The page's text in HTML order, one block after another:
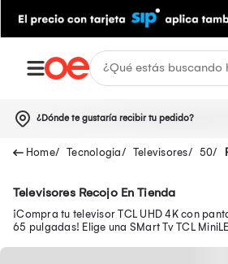
¿Dónde te gustaría recibir tu pedido?
Tecnologia Televisores 50
Televisores Recojo En Tienda
¡Compra tu televisor TCL UHD 4K con
65 pulgadas! Elige una SMart Tv TCL